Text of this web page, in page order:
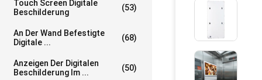
Touch Screen Digitale
Beschilderung
(53)
An Der Wand Befestigte
Digitale ...
(68)
Anzeigen Der Digitalen
Beschilderung Im ...
(50)